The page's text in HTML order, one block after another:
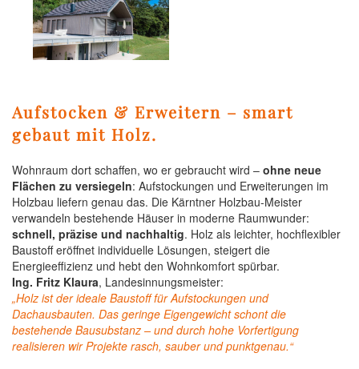
Aufstocken & Erweitern – smart
gebaut mit Holz.
Wohnraum dort schaffen, wo er gebraucht wird – ohne neue
Flächen zu versiegeln: Aufstockungen und Erweiterungen im
Holzbau liefern genau das. Die Kärntner Holzbau-Meister
verwandeln bestehende Häuser in moderne Raumwunder:
schnell, präzise und nachhaltig. Holz als leichter, hochflexibler
Baustoff eröffnet individuelle Lösungen, steigert die
Energieeffizienz und hebt den Wohnkomfort spürbar.
Ing. Fritz Klaura, Landesinnungsmeister:
„Holz ist der ideale Baustoff für Aufstockungen und
Dachausbauten. Das geringe Eigengewicht schont die
bestehende Bausubstanz – und durch hohe Vorfertigung
realisieren wir Projekte rasch, sauber und punktgenau.“